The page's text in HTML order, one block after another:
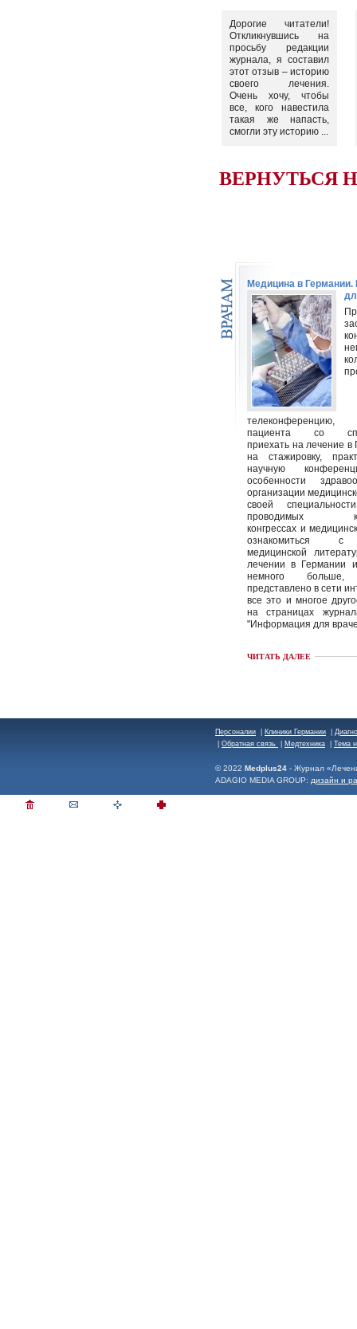
Дорогие читатели!
Откликнувшись на
просьбу редакции
журнала, я составил
этот отзыв – историю
своего лечения.
Очень хочу, чтобы
все, кого навестила
такая же напасть,
смогли эту историю ...
ВЕРНУТЬСЯ
Медицина в
пациента со
приехать на лечение
на стажировку,
научную
особенности
организации
своей
проводимых
конгрессах и
ознакомиться с
медицинской
лечении в Германии
немного
представлено в сети
все это и многое
на страницах
"Информация для
ЧИТАТЬ ДАЛЕЕ
Персоналии Клиники Германии
Обратная связь Медтехника Тема
© 2022 Medplus24 - Журнал
ADAGIO MEDIA GROUP: дизайн и